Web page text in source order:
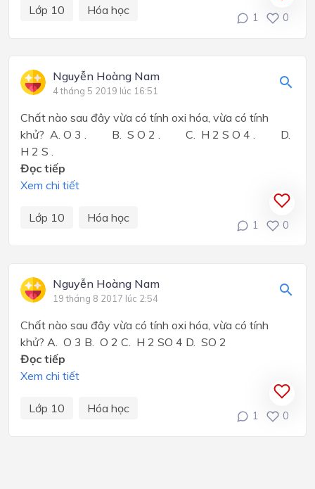
Lớp 10 Hóa học
1 0
Nguyễn Hoàng Nam
4 tháng 5 2019 lúc 16:51
Chất nào sau đây vừa có tính oxi hóa, vừa có tính
khử? A. O 3 . B. S O 2 . C. H 2 S O 4 . D.
H 2 S .
Đọc tiếp
Xem chi tiết
Lớp 10 Hóa học
1 0
Nguyễn Hoàng Nam
19 tháng 8 2017 lúc 2:54
Chất nào sau đây vừa có tính oxi hóa, vừa có tính
khử? A. O 3 B. O 2 C. H 2 SO 4 D. SO 2
Đọc tiếp
Xem chi tiết
Lớp 10 Hóa học
1 0